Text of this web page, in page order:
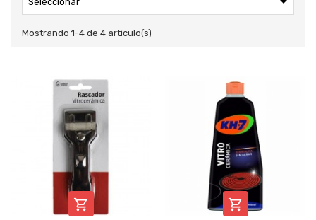
Mostrando 1-4 de 4 artículo(s)
 